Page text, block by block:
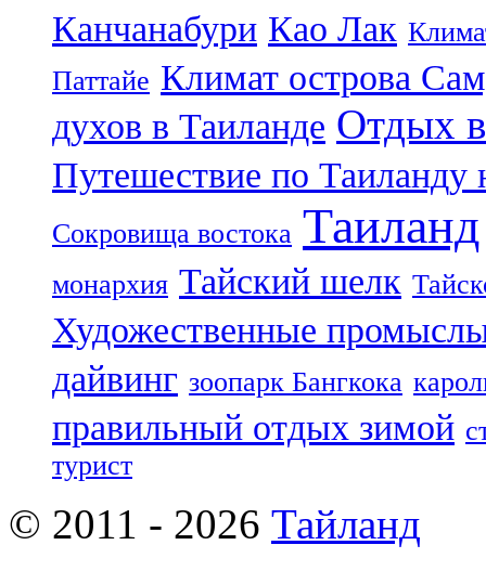
Канчанабури Као Лак
Паттайе Климат острова
духов в Таиланде Отдых
Путешествие по Таиланду
Сокровища востока Таиланд
монархия Тайский шелк
Художественные
дайвинг зоопарк Бангкока
правильный отдых зимой
турист
© 2011 - 2026 Тайланд